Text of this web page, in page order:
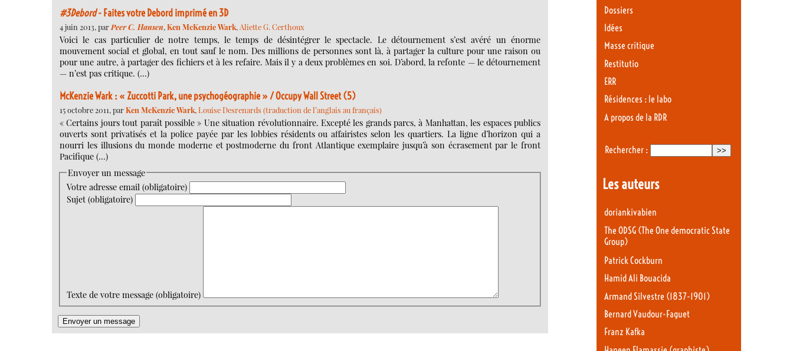
#3Debord- Faites votre Debord imprimé en 3D
4 juin 2013, parPeer C. Hansen, Ken McKenzie Wark, Aliette G. Certhoux
Voici le cas particulier de notre temps, le temps de désintégrer le spectacle. Le détournement s’est avéré un énorme
mouvement social et global, en tout sauf le nom. Des millions de personnes sont là, à partager la culture pour une raison ou
pour une autre, à partager des fichiers et à les refaire. Mais il y a deux problèmes en soi. D’abord, la refonte — le détournement
— n’est pas critique. (…)
McKenzie Wark : « Zuccotti Park, une psychogéographie » / Occupy Wall Street (5)
15 octobre 2011, parKen McKenzie Wark, Louise Desrenards (traduction de l’anglais au français)
« Certains jours tout paraît possible » Une situation révolutionnaire. Excepté les grands parcs, à Manhattan, les espaces publics
ouverts sont privatisés et la police payée par les lobbies résidents ou affairistes selon les quartiers. La ligne d’horizon qui a
nourri les illusions du monde moderne et postmoderne du front Atlantique exemplaire jusqu’à son écrasement par le front
Pacifique (…)
Envoyer un message
Votre adresse email (obligatoire)
Sujet (obligatoire)
Texte de votre message (obligatoire)
Dossiers
Idées
Masse critique
Restitutio
ERR
Résidences : le labo
A propos de la RDR
Rechercher :
Les auteurs
doriankivabien
The ODSG (The One democratic State
Group)
Patrick Cockburn
Hamid Ali Bouacida
Armand Silvestre (1837-1901)
Bernard Vaudour-Faguet
Franz Kafka